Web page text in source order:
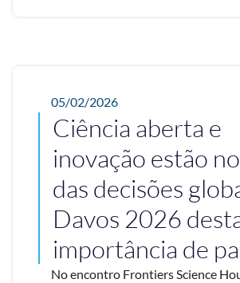
05/02/2026
Ciência aberta e
inovação estão
das decisões
Davos 2026
importância de
No encontro Frontiers Science